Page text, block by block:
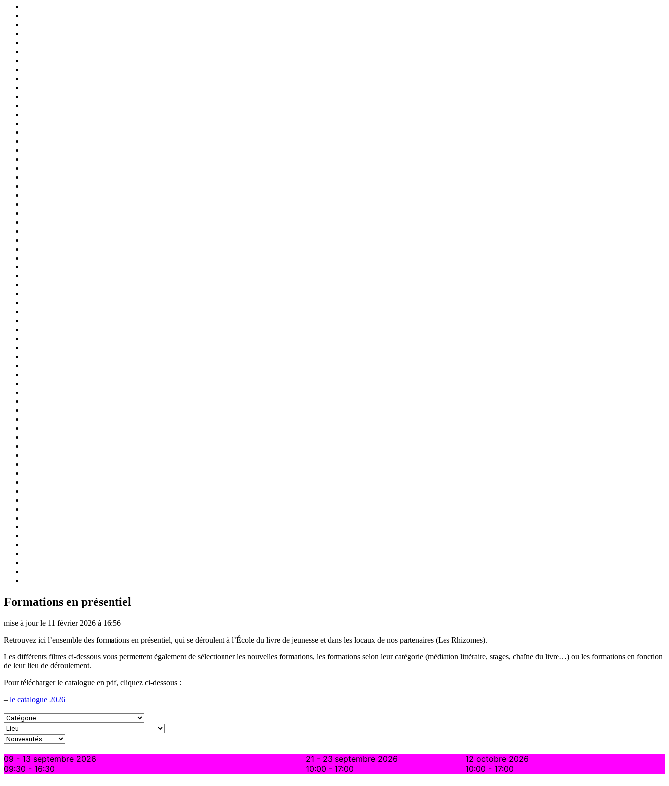
Formations en présentiel
mise à jour le 11 février 2026 à 16:56
Retrouvez ici l’ensemble des formations en présentiel, qui se déroulent à l’École du livre de jeunesse et dans les locaux de nos partenaires (Les Rhizomes).
Les différents filtres ci-dessous vous permettent également de sélectionner les nouvelles formations, les formations selon leur catégorie (médiation littéraire, stages, chaîne du livre…) ou les formations en fonction
de leur lieu de déroulement.
Pour télécharger le catalogue en pdf, cliquez ci-dessous :
– le catalogue 2026
09 - 13 septembre 2026
09:30 - 16:30
21 - 23 septembre 2026
10:00 - 17:00
12 octobre 2026
10:00 - 17:00